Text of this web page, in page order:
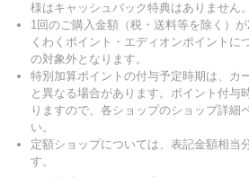
様はキャッシュバック特典はありません。
1回のご購入金額（税・送料等を除く）
くわくポイント・エディオンポイントに
の対象外となります。
特別加算ポイントの付与予定時期は、カ
と異なる場合があります。ポイント付与
りますので、各ショップのショップ詳細
い。
定額ショップについては、表記金額相当
す。